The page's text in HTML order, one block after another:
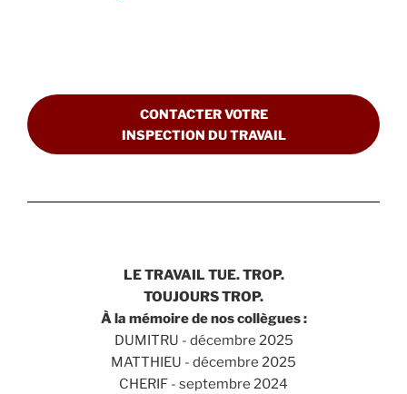
CONTACTER VOTRE
INSPECTION DU TRAVAIL
LE TRAVAIL TUE. TROP.
TOUJOURS TROP.
À la mémoire de nos collègues :
DUMITRU - décembre 2025
MATTHIEU - décembre 2025
CHERIF - septembre 2024